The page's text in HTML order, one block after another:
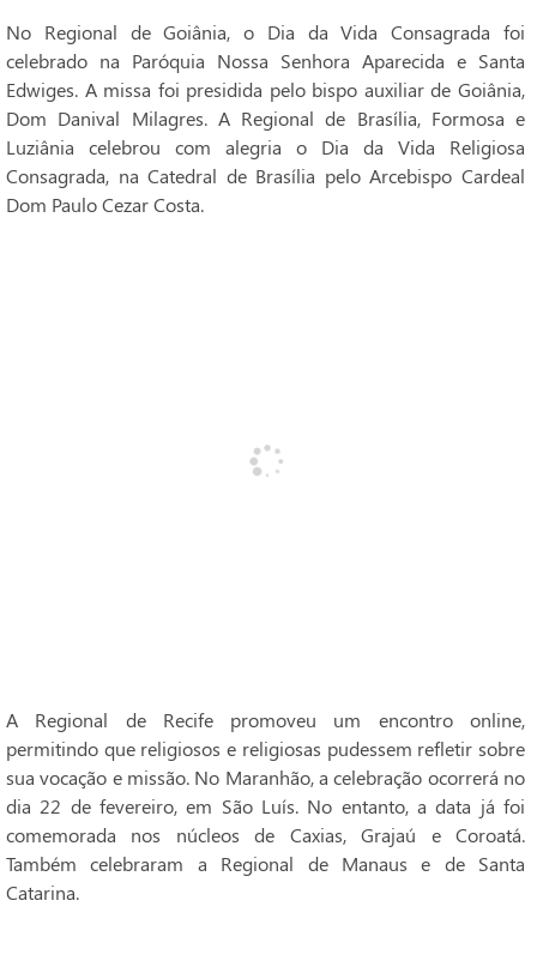
No Regional de Goiânia, o Dia da Vida Consagrada foi
celebrado na Paróquia Nossa Senhora Aparecida e Santa
Edwiges. A missa foi presidida pelo bispo auxiliar de Goiânia,
Dom Danival Milagres. A Regional de Brasília, Formosa e
Luziânia celebrou com alegria o Dia da Vida Religiosa
Consagrada, na Catedral de Brasília pelo Arcebispo Cardeal
Dom Paulo Cezar Costa.
A Regional de Recife promoveu um encontro online,
permitindo que religiosos e religiosas pudessem refletir sobre
sua vocação e missão. No Maranhão, a celebração ocorrerá no
dia 22 de fevereiro, em São Luís. No entanto, a data já foi
comemorada nos núcleos de Caxias, Grajaú e Coroatá.
Também celebraram a Regional de Manaus e de Santa
Catarina.